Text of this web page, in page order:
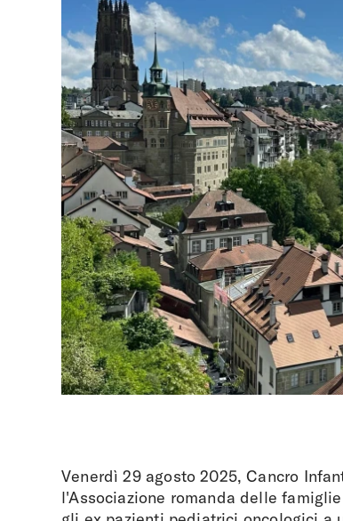
Venerdì 29 agosto 2025, Cancro
l'Associazione romanda delle